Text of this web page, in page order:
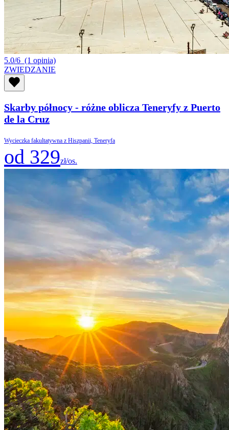
5.0/6 (1 opinia)
ZWIEDZANIE
Skarby północy - różne oblicza Teneryfy z Puerto
de la Cruz
Wycieczka fakultatywna z Hiszpanii, Teneryfa
od 329zł/os.